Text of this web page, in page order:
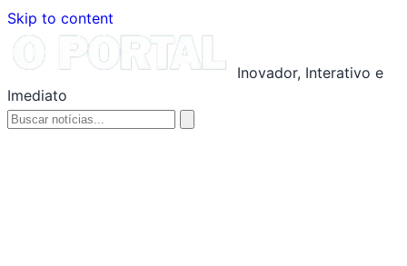
Skip to content
Inovador, Interativo e
Imediato